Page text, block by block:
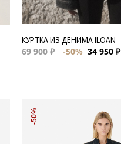
КУРТКА ИЗ ДЕНИМА ILOAN
69 900 ₽
-50% 34 950 ₽
-50%